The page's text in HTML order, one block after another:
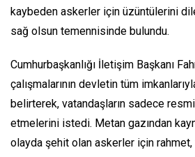
kaybeden askerler için üzüntülerini
sağ olsun temennisinde bulundu.
Cumhurbaşkanlığı İletişim Başkanı
çalışmalarının devletin tüm
belirterek, vatandaşların sadece
etmelerini istedi. Metan gazından
olayda şehit olan askerler için rahmet,